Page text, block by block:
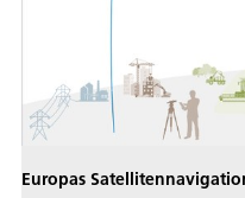
Europas